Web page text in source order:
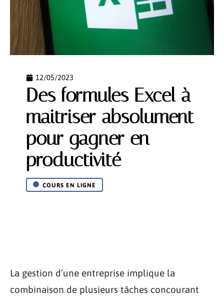
12/05/2023
Des formules Excel à
maitriser absolument
pour gagner en
productivité
COURS EN LIGNE
La gestion d’une entreprise implique la
combinaison de plusieurs tâches concourant